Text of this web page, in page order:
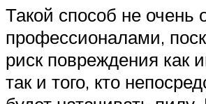
Такой способ не очень
профессионалами,
риск повреждения как
так и того, кто